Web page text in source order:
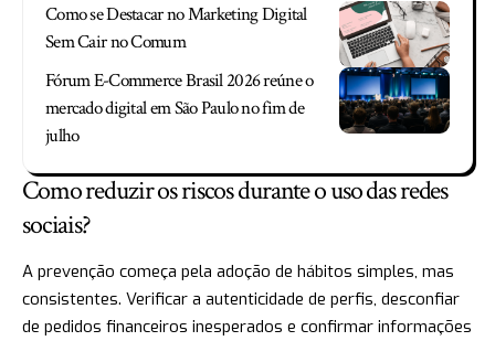
Como se Destacar no Marketing Digital
Sem Cair no Comum
Fórum E-Commerce Brasil 2026 reúne o
mercado digital em São Paulo no fim de
julho
Como reduzir os riscos durante o uso das redes
sociais?
A prevenção começa pela adoção de hábitos simples, mas
consistentes. Verificar a autenticidade de perfis, desconfiar
de pedidos financeiros inesperados e confirmar informações